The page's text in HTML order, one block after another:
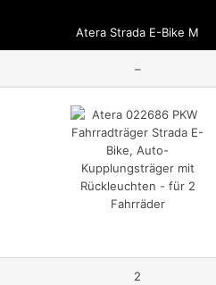
Atera Strada E-Bike M
–
2